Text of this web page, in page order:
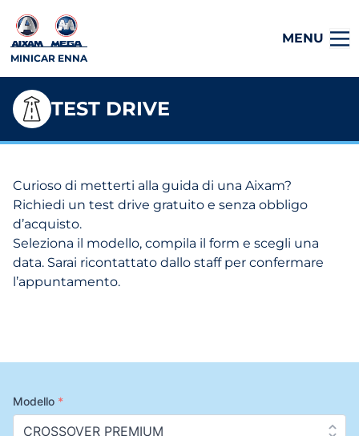
MINICAR ENNA
MENU
TEST DRIVE
Curioso di metterti alla guida di una Aixam?
Richiedi un test drive gratuito e senza obbligo
d’acquisto.
Seleziona il modello, compila il form e scegli una
data. Sarai ricontattato dallo staff per confermare
l’appuntamento.
Modello *